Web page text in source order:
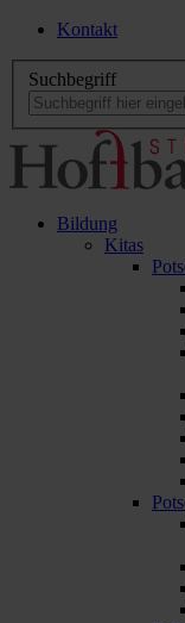
Kontakt
Suchbegriff
Bildung
Kitas